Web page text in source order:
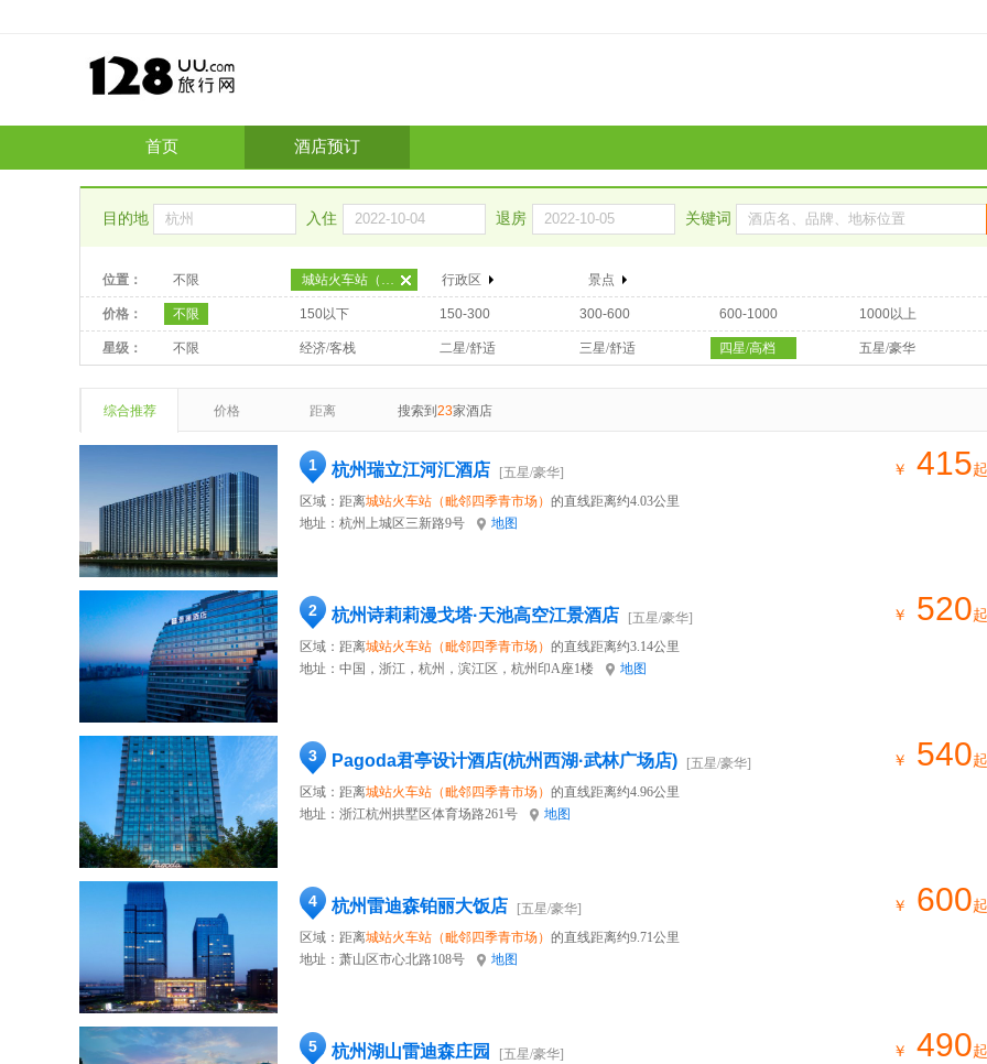
首页 酒店预订
目的地 入住 退房 关键词
位置： 不限 城站火车站（毗邻四季青市场） 行政区 景点
价格： 不限 150以下 150-300 300-600 600-1000 1000以上
星级： 不限 经济/客栈 二星/舒适 三星/舒适 四星/高档 五星/豪华
综合推荐 价格 距离 搜索到 23家酒店
1 杭州瑞立江河汇酒店
[五星/豪华]
区域：距离城站火车站（毗邻四季青市场） 的直线距离约4.03公里
地址： 杭州上城区三新路9号 地图
￥ 415起
2 杭州诗莉莉漫戈塔·天池高空江景酒店
[五星/豪华]
区域：距离城站火车站（毗邻四季青市场） 的直线距离约3.14公里
地址： 中国，浙江，杭州，滨江区，杭州印A座1楼 地图
￥ 520起
3 Pagoda君亭设计酒店(杭州西湖·武林广场店)
[五星/豪华]
区域：距离城站火车站（毗邻四季青市场） 的直线距离约4.96公里
地址： 浙江杭州拱墅区体育场路261号 地图
￥ 540起
4 杭州雷迪森铂丽大饭店
[五星/豪华]
区域：距离城站火车站（毗邻四季青市场） 的直线距离约9.71公里
地址： 萧山区市心北路108号 地图
￥ 600起
5 杭州湖山雷迪森庄园
[五星/豪华]
￥ 490起